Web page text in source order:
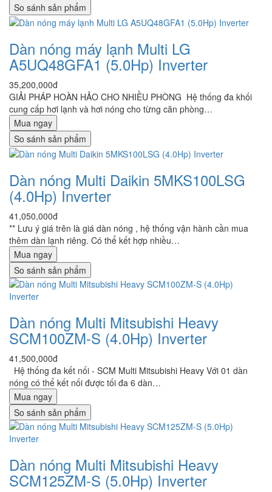
So sánh sản phẩm
Dàn nóng máy lạnh Multi LG
A5UQ48GFA1 (5.0Hp) Inverter
35,200,000đ
GIẢI PHÁP HOÀN HẢO CHO NHIỀU PHÒNG Hệ thống đa khối
cung cấp hơi lạnh và hơi nóng cho từng căn phòng…
Mua ngay
So sánh sản phẩm
Dàn nóng Multi Daikin 5MKS100LSG
(4.0Hp) Inverter
41,050,000đ
** Lưu ý giá trên là giá dàn nóng , hệ thống vận hành cần mua
thêm dàn lạnh riêng. Có thể kết hợp nhiều…
Mua ngay
So sánh sản phẩm
Dàn nóng Multi Mitsubishi Heavy
SCM100ZM-S (4.0Hp) Inverter
41,500,000đ
Hệ thống đa kết nối - SCM Multi Mitsubishi Heavy Với 01 dàn
nóng có thể kết nối được tối đa 6 dàn…
Mua ngay
So sánh sản phẩm
Dàn nóng Multi Mitsubishi Heavy
SCM125ZM-S (5.0Hp) Inverter